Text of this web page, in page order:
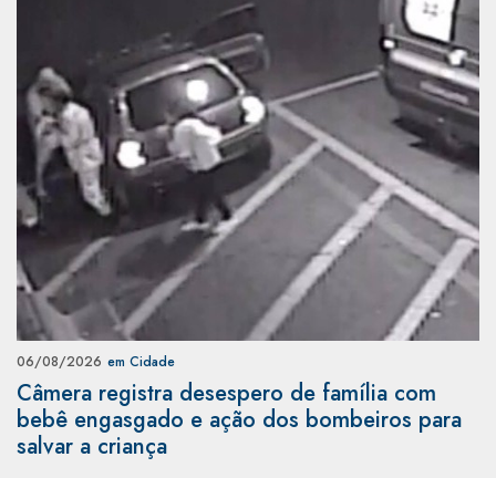
06/08/2026 em Cidade
Câmera registra desespero de família com
bebê engasgado e ação dos bombeiros para
salvar a criança